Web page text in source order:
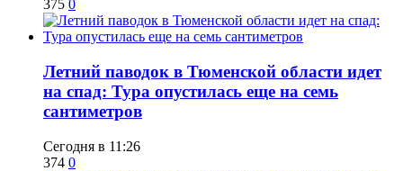
375 0
​Летний паводок в Тюменской области идет
на спад: Тура опустилась еще на семь
сантиметров
Сегодня в 11:26
374 0